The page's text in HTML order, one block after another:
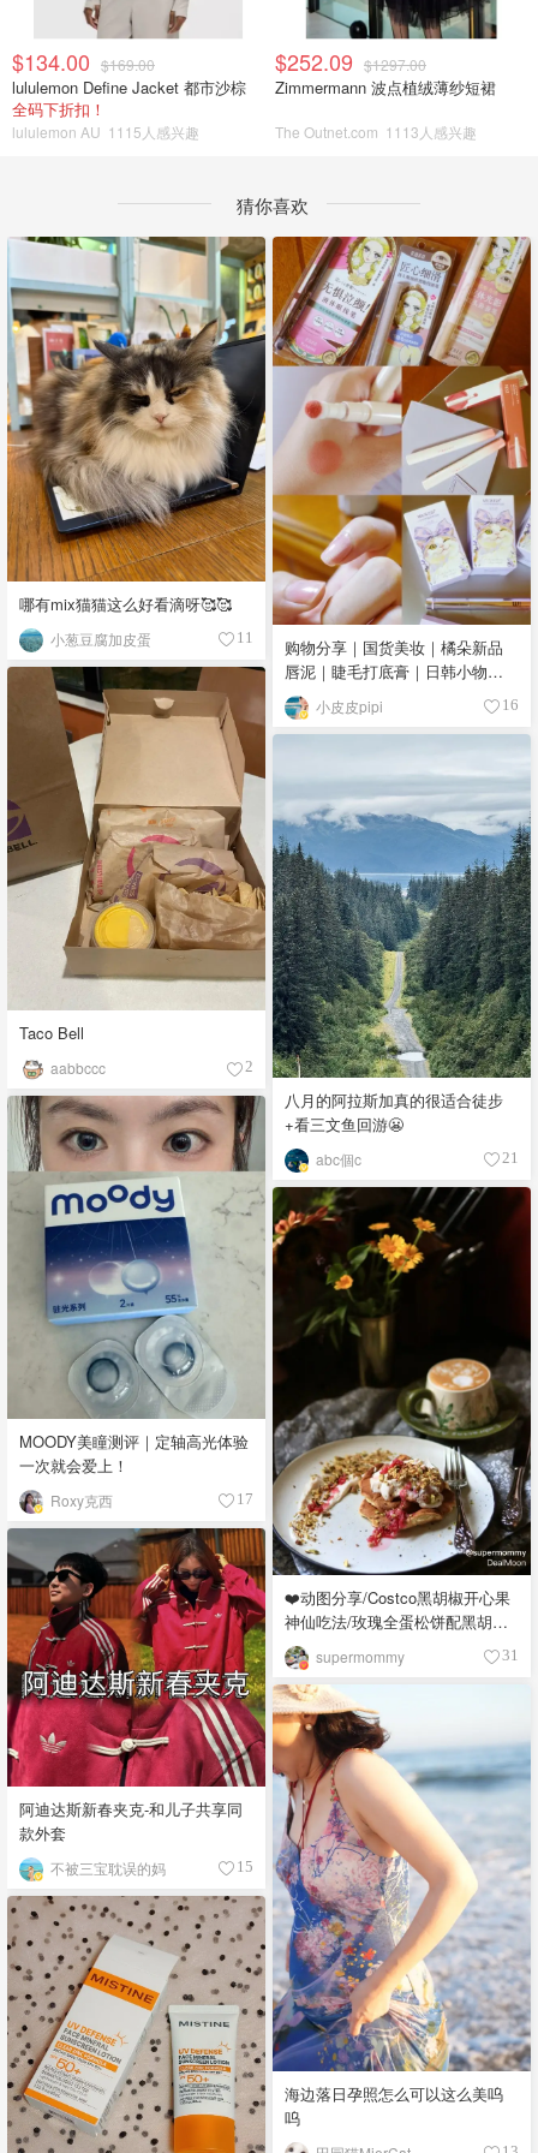
$134.00 $169.00
lululemon Define Jacket 都市沙棕
全码下折扣！
lululemon AU 1115人感兴趣
$252.09 $1297.00
Zimmermann 波点植绒薄纱短裙
The Outnet.com 1113人感兴趣
猜你喜欢
哪有mix猫猫这么好看滴呀🥰🥰
小葱豆腐加皮蛋 11
购物分享｜国货美妆｜橘朵新品
唇泥｜睫毛打底膏｜日韩小物｜
眼线笔｜美甲DIY💅
小皮皮pipi 16
Taco Bell
aabbccc 2
八月的阿拉斯加真的很适合徒步
+看三文鱼回游😬
abc個c 21
MOODY美瞳测评｜定轴高光体验
一次就会爱上！
Roxy克西 17
❤️动图分享/Costco黑胡椒开心果
神仙吃法/玫瑰全蛋松饼配黑胡椒
开心果碎太惊艳😍
supermommy 31
阿迪达斯新春夹克-和儿子共享同
款外套
不被三宝耽误的妈 15
海边落日孕照怎么可以这么美呜
呜